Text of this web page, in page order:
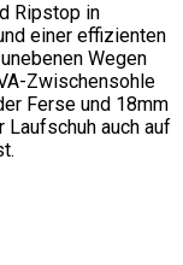
Ripstop in
einer effizienten
Wegen
Zwischensohle
Ferse und 18mm
auch auf